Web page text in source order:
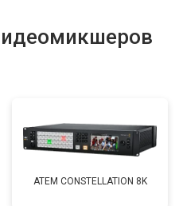
ATEM CONSTELLATION 8K